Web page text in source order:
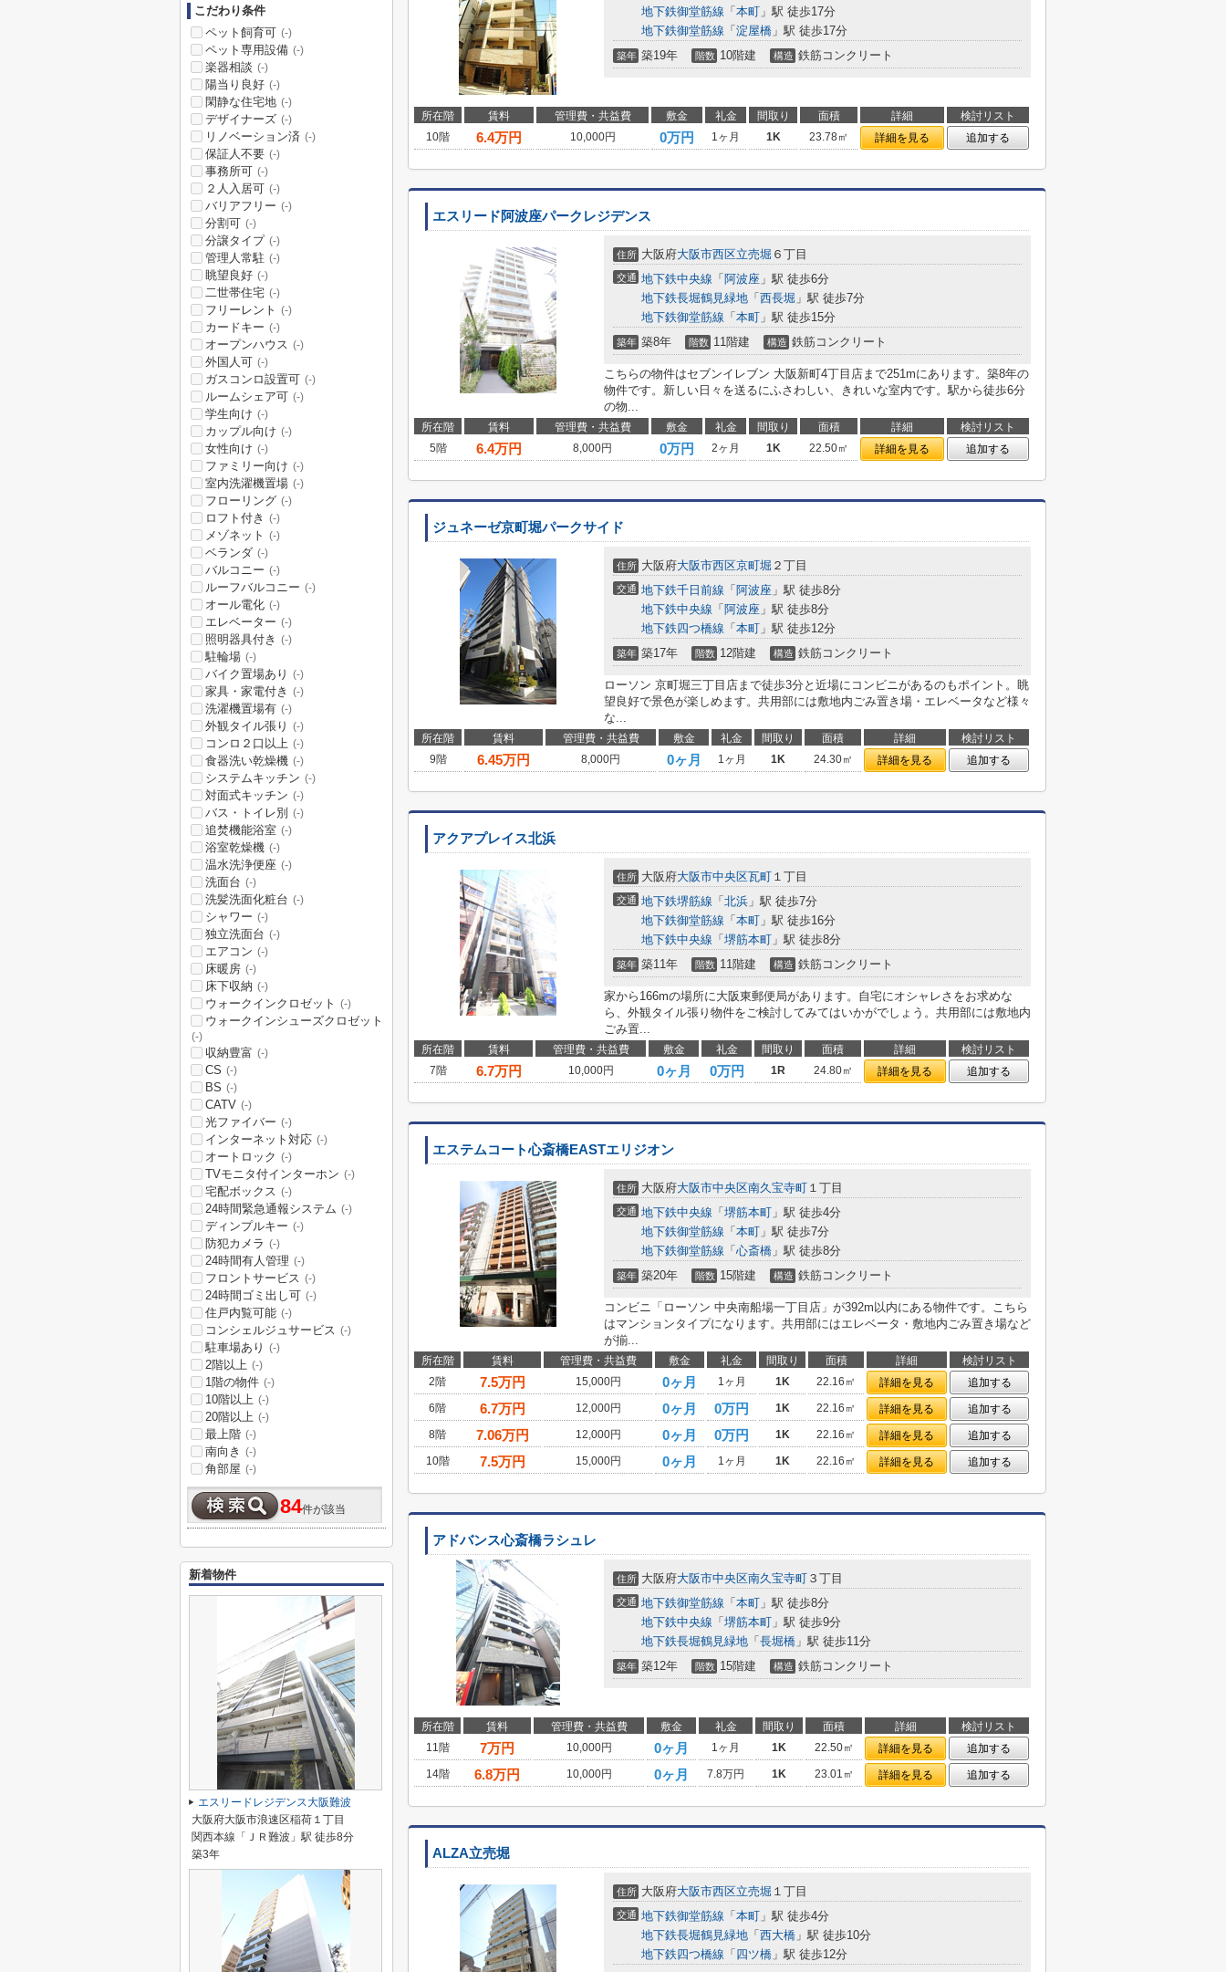
地下鉄御堂筋線 「 本町 」駅 徒歩17分
地下鉄御堂筋線 「 淀屋橋 」駅 徒歩17分
築年 築19年 階数 10階建 構造 鉄筋コンクリート
所在階 賃料 管理費・共益費 敷金 礼金 間取り 面積 詳細
検討リスト
10階
6.4万円 10,000円 0万円 1ヶ月 1K 23.78㎡ 詳細を見る 追加する
エスリード阿波座パークレジデンス
住所 大阪府大阪市西区立売堀 ６丁目
交通 地下鉄中央線 「 阿波座 」駅 徒歩6分
地下鉄長堀鶴見緑地 「 西長堀 」駅 徒歩7分
地下鉄御堂筋線 「 本町 」駅 徒歩15分
築年 築8年 階数 11階建 構造 鉄筋コンクリート
こちらの物件はセブンイレブン 大阪新町4丁目店まで251mにあります。築8年の
物件です。新しい日々を送るにふさわしい、きれいな室内です。駅から徒歩6分
の物...
所在階 賃料 管理費・共益費 敷金 礼金 間取り 面積 詳細
検討リスト
5階
6.4万円 8,000円 0万円 2ヶ月 1K 22.50㎡ 詳細を見る 追加する
ジュネーゼ京町堀パークサイド
住所 大阪府大阪市西区京町堀 ２丁目
交通 地下鉄千日前線 「 阿波座 」駅 徒歩8分
地下鉄中央線 「 阿波座 」駅 徒歩8分
地下鉄四つ橋線 「 本町 」駅 徒歩12分
築年 築17年 階数 12階建 構造 鉄筋コンクリート
ローソン 京町堀三丁目店まで徒歩3分と近場にコンビニがあるのもポイント。眺
望良好で景色が楽しめます。共用部には敷地内ごみ置き場・エレベータなど様々
な...
所在階 賃料 管理費・共益費 敷金 礼金 間取り 面積 詳細
検討リスト
9階
6.45万円 8,000円 0ヶ月 1ヶ月 1K 24.30㎡ 詳細を見る 追加する
アクアプレイス北浜
住所 大阪府大阪市中央区瓦町 １丁目
交通 地下鉄堺筋線 「 北浜 」駅 徒歩7分
地下鉄御堂筋線 「 本町 」駅 徒歩16分
地下鉄中央線 「 堺筋本町 」駅 徒歩8分
築年 築11年 階数 11階建 構造 鉄筋コンクリート
家から166mの場所に大阪東郵便局があります。自宅にオシャレさをお求めな
ら、外観タイル張り物件をご検討してみてはいかがでしょう。共用部には敷地内
ごみ置...
所在階 賃料 管理費・共益費 敷金 礼金 間取り 面積 詳細
検討リスト
7階
6.7万円 10,000円 0ヶ月 0万円 1R 24.80㎡ 詳細を見る 追加する
エステムコート心斎橋EASTエリジオン
住所 大阪府大阪市中央区南久宝寺町 １丁目
交通 地下鉄中央線 「 堺筋本町 」駅 徒歩4分
地下鉄御堂筋線 「 本町 」駅 徒歩7分
地下鉄御堂筋線 「 心斎橋 」駅 徒歩8分
築年 築20年 階数 15階建 構造 鉄筋コンクリート
コンビニ「ローソン 中央南船場一丁目店」が392m以内にある物件です。こちら
はマンションタイプになります。共用部にはエレベータ・敷地内ごみ置き場など
が揃...
所在階 賃料 管理費・共益費 敷金 礼金 間取り 面積 詳細
検討リスト
2階
7.5万円 15,000円 0ヶ月 1ヶ月 1K 22.16㎡ 詳細を見る
追加する
6階
6.7万円 12,000円 0ヶ月 0万円 1K 22.16㎡ 詳細を見る
追加する
8階
7.06万円 12,000円 0ヶ月 0万円 1K 22.16㎡ 詳細を見る
追加する
10階
7.5万円 15,000円 0ヶ月 1ヶ月 1K 22.16㎡ 詳細を見る 追加する
アドバンス心斎橋ラシュレ
住所 大阪府大阪市中央区南久宝寺町 ３丁目
交通 地下鉄御堂筋線 「 本町 」駅 徒歩8分
地下鉄中央線 「 堺筋本町 」駅 徒歩9分
地下鉄長堀鶴見緑地 「 長堀橋 」駅 徒歩11分
築年 築12年 階数 15階建 構造 鉄筋コンクリート
所在階 賃料 管理費・共益費 敷金 礼金 間取り 面積 詳細
検討リスト
11階
7万円 10,000円 0ヶ月 1ヶ月 1K 22.50㎡ 詳細を見る
追加する
14階
6.8万円 10,000円 0ヶ月 7.8万円 1K 23.01㎡ 詳細を見る 追加する
ALZA立売堀
住所 大阪府大阪市西区立売堀 １丁目
交通 地下鉄御堂筋線 「 本町 」駅 徒歩4分
地下鉄長堀鶴見緑地 「 西大橋 」駅 徒歩10分
地下鉄四つ橋線 「 四ツ橋 」駅 徒歩12分
こだわり条件
ペット飼育可 (-)
ペット専用設備 (-)
楽器相談 (-)
陽当り良好 (-)
閑静な住宅地 (-)
デザイナーズ (-)
リノベーション済 (-)
保証人不要 (-)
事務所可 (-)
２人入居可 (-)
バリアフリー (-)
分割可 (-)
分譲タイプ (-)
管理人常駐 (-)
眺望良好 (-)
二世帯住宅 (-)
フリーレント (-)
カードキー (-)
オープンハウス (-)
外国人可 (-)
ガスコンロ設置可 (-)
ルームシェア可 (-)
学生向け (-)
カップル向け (-)
女性向け (-)
ファミリー向け (-)
室内洗濯機置場 (-)
フローリング (-)
ロフト付き (-)
メゾネット (-)
ベランダ (-)
バルコニー (-)
ルーフバルコニー (-)
オール電化 (-)
エレベーター (-)
照明器具付き (-)
駐輪場 (-)
バイク置場あり (-)
家具・家電付き (-)
洗濯機置場有 (-)
外観タイル張り (-)
コンロ２口以上 (-)
食器洗い乾燥機 (-)
システムキッチン (-)
対面式キッチン (-)
バス・トイレ別 (-)
追焚機能浴室 (-)
浴室乾燥機 (-)
温水洗浄便座 (-)
洗面台 (-)
洗髪洗面化粧台 (-)
シャワー (-)
独立洗面台 (-)
エアコン (-)
床暖房 (-)
床下収納 (-)
ウォークインクロゼット (-)
ウォークインシューズクロゼット
(-)
収納豊富 (-)
CS (-)
BS (-)
CATV (-)
光ファイバー (-)
インターネット対応 (-)
オートロック (-)
TVモニタ付インターホン (-)
宅配ボックス (-)
24時間緊急通報システム (-)
ディンプルキー (-)
防犯カメラ (-)
24時間有人管理 (-)
フロントサービス (-)
24時間ゴミ出し可 (-)
住戸内覧可能 (-)
コンシェルジュサービス (-)
駐車場あり (-)
2階以上 (-)
1階の物件 (-)
10階以上 (-)
20階以上 (-)
最上階 (-)
南向き (-)
角部屋 (-)
84件が該当
新着物件
エスリードレジデンス大阪難波
大阪府大阪市浪速区稲荷１丁目
関西本線「ＪＲ難波」駅 徒歩8分
築3年